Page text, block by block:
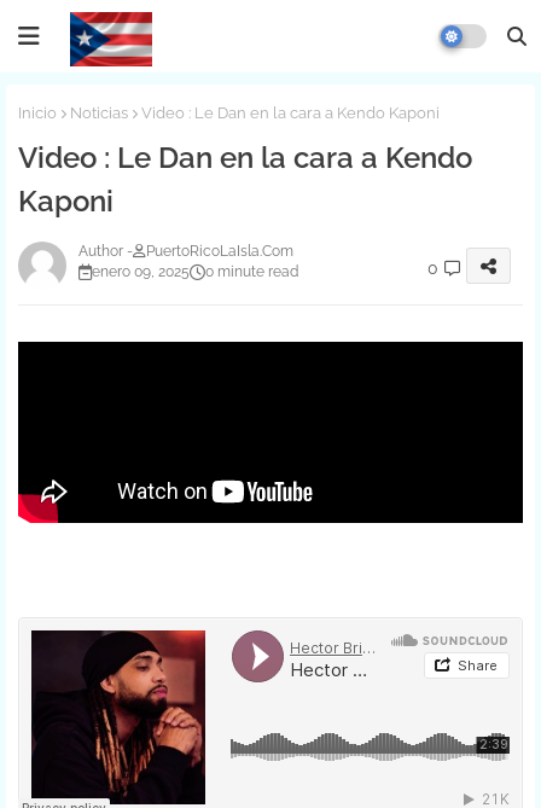
Inicio Noticias Video : Le Dan en la cara a Kendo Kaponi
Video : Le Dan en la cara a Kendo
Kaponi
PuertoRicoLaIsla.Com
enero 09, 2025
0 minute read 0